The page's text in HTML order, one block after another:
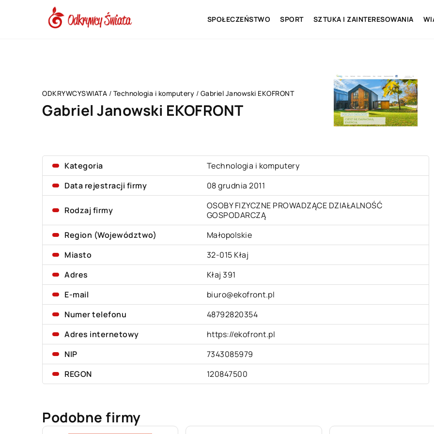
SPOŁECZEŃSTWO SPORT SZTUKA I ZAINTERESOWANIA
ODKRYWCYSWIATA / Technologia i komputery / Gabriel Janowski EKOFRONT
Gabriel Janowski EKOFRONT
Kategoria
Technologia i komputery
Data rejestracji firmy
08 grudnia 2011
Rodzaj firmy
OSOBY FIZYCZNE PROWADZĄCE DZIAŁALNOŚĆ
GOSPODARCZĄ
Region (Województwo)
Małopolskie
Miasto
32-015 Kłaj
Adres
Kłaj 391
E-mail
biuro@ekofront.pl
Numer telefonu
48792820354
Adres internetowy
https://ekofront.pl
NIP
7343085979
REGON
120847500
Podobne firmy